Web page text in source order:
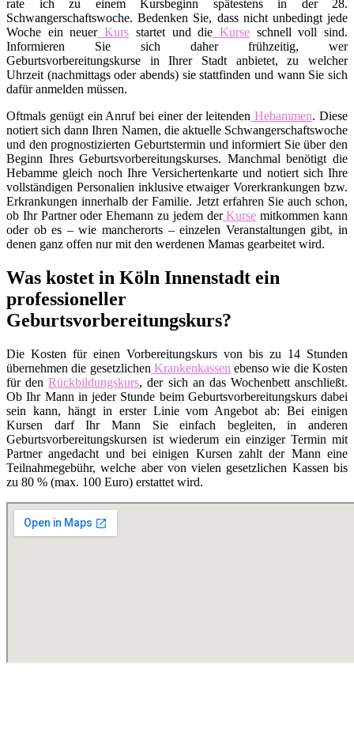
rate ich zu einem Kursbeginn spätestens in der 28.
Schwangerschaftswoche. Bedenken Sie, dass nicht unbedingt jede
Woche ein neuerKurs startet und die Kurseschnell voll sind.
Informieren Sie sich daher frühzeitig, wer
Geburtsvorbereitungskurse in Ihrer Stadt anbietet, zu welcher
Uhrzeit (nachmittags oder abends) sie stattfinden und wann Sie sich
dafür anmelden müssen.
Oftmals genügt ein Anruf bei einer der leitenden Hebammen. Diese
notiert sich dann Ihren Namen, die aktuelle Schwangerschaftswoche
und den prognostizierten Geburtstermin und informiert Sie über den
Beginn Ihres Geburtsvorbereitungskurses. Manchmal benötigt die
Hebamme gleich noch Ihre Versichertenkarte und notiert sich Ihre
vollständigen Personalien inklusive etwaiger Vorerkrankungen bzw.
Erkrankungen innerhalb der Familie. Jetzt erfahren Sie auch schon,
ob Ihr Partner oder Ehemann zu jedem derKurse mitkommen kann
oder ob es – wie mancherorts – einzelen Veranstaltungen gibt, in
denen ganz offen nur mit den werdenen Mamas gearbeitet wird.
Was kostet in Köln Innenstadt ein
professioneller
Geburtsvorbereitungskurs?
Die Kosten für einen Vorbereitungskurs von bis zu 14 Stunden
übernehmen die gesetzlichen Krankenkassen ebenso wie die Kosten
für denRückbildungskurs, der sich an das Wochenbett anschließt.
Ob Ihr Mann in jeder Stunde beim Geburtsvorbereitungskurs dabei
sein kann, hängt in erster Linie vom Angebot ab: Bei einigen
Kursen darf Ihr Mann Sie einfach begleiten, in anderen
Geburtsvorbereitungskursen ist wiederum ein einziger Termin mit
Partner angedacht und bei einigen Kursen zahlt der Mann eine
Teilnahmegebühr, welche aber von vielen gesetzlichen Kassen bis
zu 80 % (max. 100 Euro) erstattet wird.